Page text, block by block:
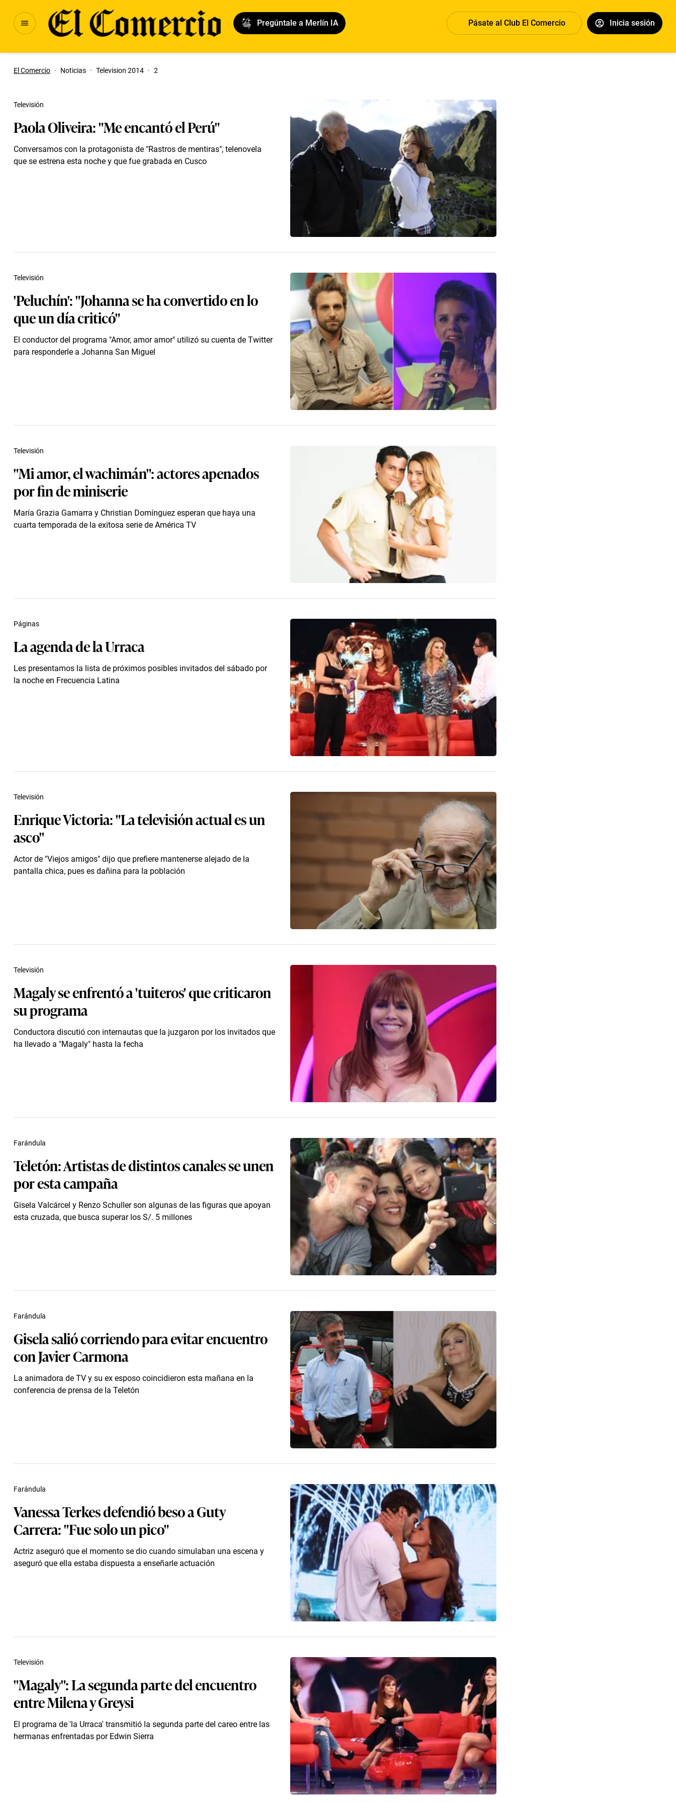
Pregúntale a Merlín IA Pásate al Club El Comercio Inicia sesión
El Comercio · Noticias · Television 2014 · 2
Paola Oliveira: "Me encantó el Perú"
Conversamos con la protagonista de "Rastros de mentiras", telenovela
que se estrena esta noche y que fue grabada en Cusco
Televisión
'Peluchín': "Johanna se ha convertido en lo
que un día criticó"
El conductor del programa "Amor, amor amor" utilizó su cuenta de Twitter
para responderle a Johanna San Miguel
Televisión
"Mi amor, el wachimán": actores apenados
por fin de miniserie
María Grazia Gamarra y Christian Domínguez esperan que haya una
cuarta temporada de la exitosa serie de América TV
Televisión
La agenda de la Urraca
Les presentamos la lista de próximos posibles invitados del sábado por
la noche en Frecuencia Latina
Páginas
Enrique Victoria: "La televisión actual es un
asco"
Actor de "Viejos amigos" dijo que prefiere mantenerse alejado de la
pantalla chica, pues es dañina para la población
Televisión
Magaly se enfrentó a 'tuiteros' que criticaron
su programa
Conductora discutió con internautas que la juzgaron por los invitados que
ha llevado a "Magaly" hasta la fecha
Televisión
Teletón: Artistas de distintos canales se unen
por esta campaña
Gisela Valcárcel y Renzo Schuller son algunas de las figuras que apoyan
esta cruzada, que busca superar los S/. 5 millones
Farándula
Gisela salió corriendo para evitar encuentro
con Javier Carmona
La animadora de TV y su ex esposo coincidieron esta mañana en la
conferencia de prensa de la Teletón
Farándula
Vanessa Terkes defendió beso a Guty
Carrera: "Fue solo un pico"
Actriz aseguró que el momento se dio cuando simulaban una escena y
aseguró que ella estaba dispuesta a enseñarle actuación
Farándula
"Magaly": La segunda parte del encuentro
entre Milena y Greysi
El programa de 'la Urraca' transmitió la segunda parte del careo entre las
hermanas enfrentadas por Edwin Sierra
Televisión